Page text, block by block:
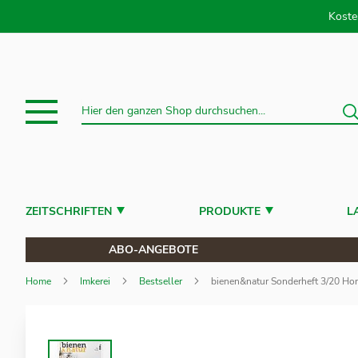
Suche
ZEITSCHRIFTEN PRODUKTE
ABO-ANGEBOTE
Home Imkerei Bestseller bienen&natur Sonderheft 3/20
Ende